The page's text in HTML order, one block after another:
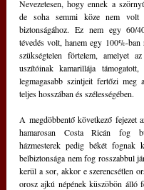
Nevezetesen, hogy ennek a
de soha semmi köze nem volt
biztonságához. Ez nem egy 60/
tévedés volt, hanem egy 100%-
szükségtelen förtelem, amelyet
uszítóinak kamarillája
legmagasabb szintjeit fertőzi meg
teljes hosszában és szélességében.
A megdöbbentő következő fejezet
hamarosan Costa Ricán fog
házmesterek pedig békét fognak
belbiztonsága nem fog rosszabbul
kerül a sor, akkor e szerencsétlen
orosz ajkú népének küszöbön álló